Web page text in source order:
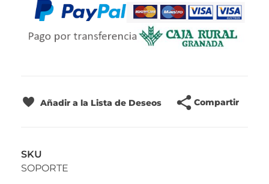
Añadir a la Lista de Deseos Compartir
SKU
SOPORTE